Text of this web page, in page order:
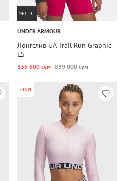
1+1=3
UNDER ARMOUR
Лонгслив UA Trail Run Graphic
LS
335 600 сум 839 000 сум
-60%